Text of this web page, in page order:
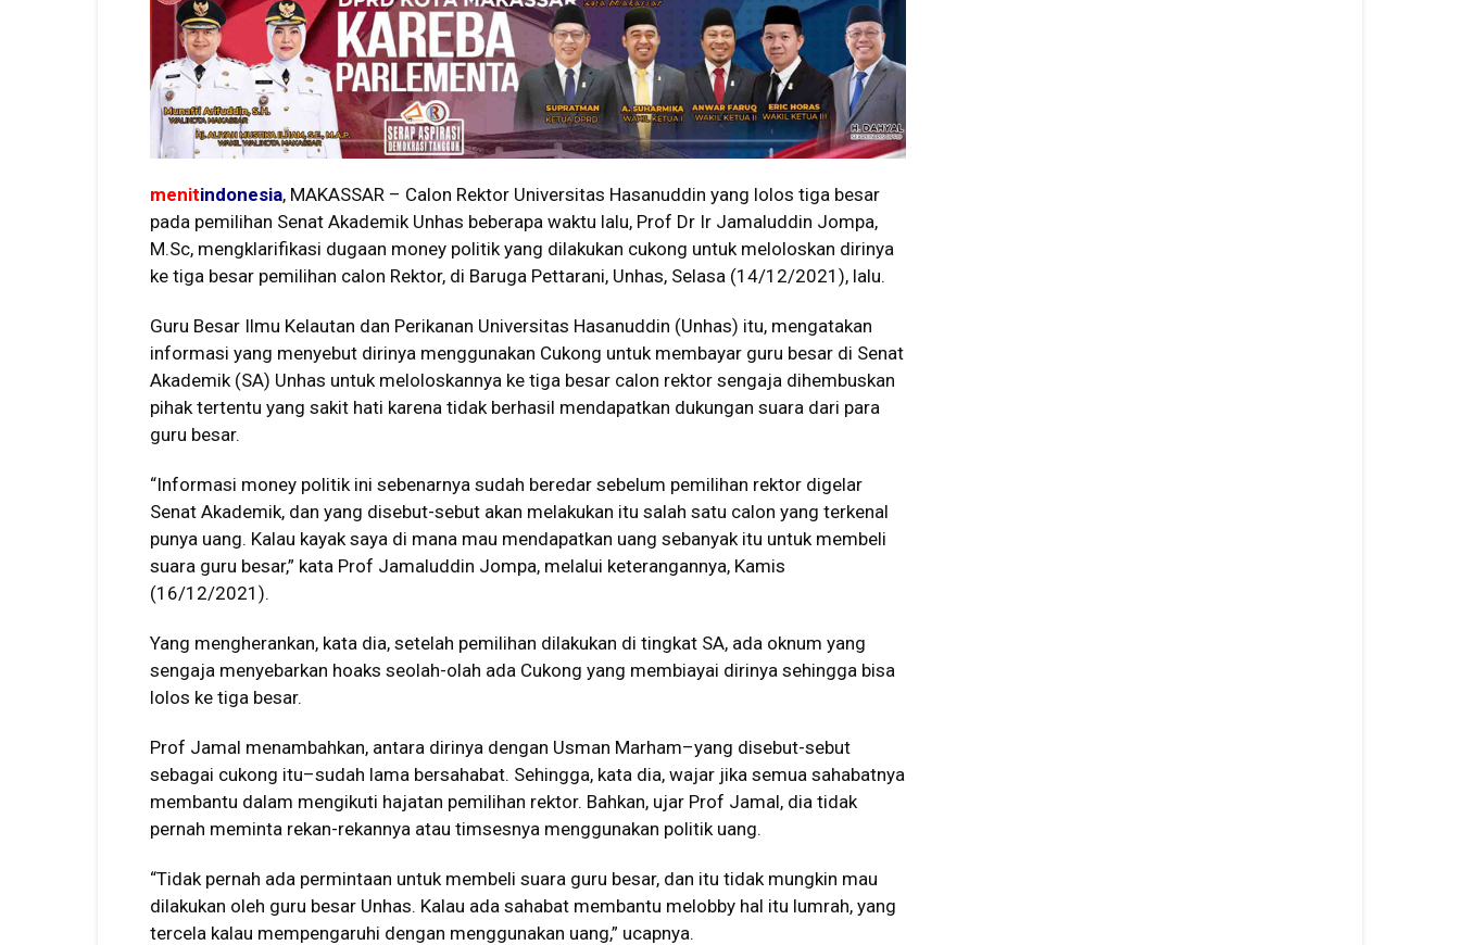
menitindonesia, MAKASSAR – Calon Rektor Universitas Hasanuddin yang lolos tiga besar
pada pemilihan Senat Akademik Unhas beberapa waktu lalu, Prof Dr Ir Jamaluddin Jompa,
M.Sc, mengklarifikasi dugaan money politik yang dilakukan cukong untuk meloloskan dirinya
ke tiga besar pemilihan calon Rektor, di Baruga Pettarani, Unhas, Selasa (14/12/2021), lalu.
Guru Besar Ilmu Kelautan dan Perikanan Universitas Hasanuddin (Unhas) itu, mengatakan
informasi yang menyebut dirinya menggunakan Cukong untuk membayar guru besar di Senat
Akademik (SA) Unhas untuk meloloskannya ke tiga besar calon rektor sengaja dihembuskan
pihak tertentu yang sakit hati karena tidak berhasil mendapatkan dukungan suara dari para
guru besar.
“Informasi money politik ini sebenarnya sudah beredar sebelum pemilihan rektor digelar
Senat Akademik, dan yang disebut-sebut akan melakukan itu salah satu calon yang terkenal
punya uang. Kalau kayak saya di mana mau mendapatkan uang sebanyak itu untuk membeli
suara guru besar,” kata Prof Jamaluddin Jompa, melalui keterangannya, Kamis
(16/12/2021).
Yang mengherankan, kata dia, setelah pemilihan dilakukan di tingkat SA, ada oknum yang
sengaja menyebarkan hoaks seolah-olah ada Cukong yang membiayai dirinya sehingga bisa
lolos ke tiga besar.
Prof Jamal menambahkan, antara dirinya dengan Usman Marham–yang disebut-sebut
sebagai cukong itu–sudah lama bersahabat. Sehingga, kata dia, wajar jika semua sahabatnya
membantu dalam mengikuti hajatan pemilihan rektor. Bahkan, ujar Prof Jamal, dia tidak
pernah meminta rekan-rekannya atau timsesnya menggunakan politik uang.
“Tidak pernah ada permintaan untuk membeli suara guru besar, dan itu tidak mungkin mau
dilakukan oleh guru besar Unhas. Kalau ada sahabat membantu melobby hal itu lumrah, yang
tercela kalau mempengaruhi dengan menggunakan uang,” ucapnya.